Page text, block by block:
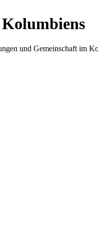
und Gemeinschaft im